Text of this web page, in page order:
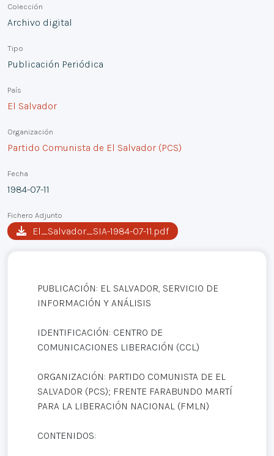
Colección
Archivo digital
Tipo
Publicación Periódica
País
El Salvador
Organización
Partido Comunista de El Salvador (PCS)
Fecha
1984-07-11
Fichero Adjunto
El_Salvador_SIA-1984-07-11.pdf
PUBLICACIÓN: EL SALVADOR, SERVICIO DE
INFORMACIÓN Y ANÁLISIS
IDENTIFICACIÓN: CENTRO DE
COMUNICACIONES LIBERACIÓN (CCL)
ORGANIZACIÓN: PARTIDO COMUNISTA DE EL
SALVADOR (PCS); FRENTE FARABUNDO MARTÍ
PARA LA LIBERACIÓN NACIONAL (FMLN)
CONTENIDOS: